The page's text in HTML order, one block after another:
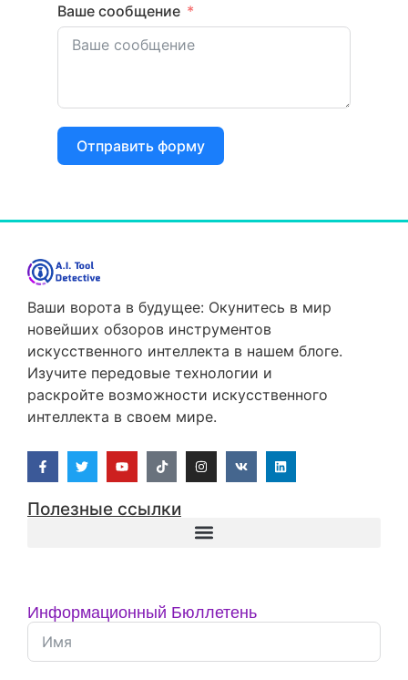
Ваше сообщение
Отправить форму
Ваши ворота в будущее: Окунитесь в мир
новейших обзоров инструментов
искусственного интеллекта в нашем блоге.
Изучите передовые технологии и
раскройте возможности искусственного
интеллекта в своем мире.
Полезные ссылки
Информационный Бюллетень